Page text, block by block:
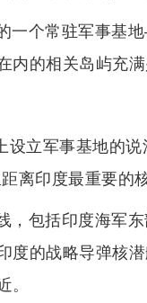
一个常驻军事基
的相关岛屿充满
立军事基地的说
印度最重要的
，包括印度海军
度的战略导弹核
。